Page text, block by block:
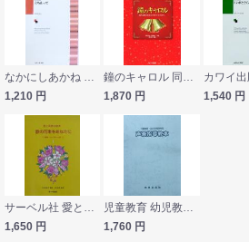
なかにしあかね 同声合唱曲集 立ち止って カワイ出版
1,210 円
鐘のキャロル 同声合唱のためのクリスマス・メロディー カワイ出版
1,870 円
1,540 円
サーベル社 愛と青春の歌声 歌の花束をあなたに １ 歌詞・コードネーム付
1,650 円
児童教育 幼児教育課程用 声楽指導教本 教育芸術社
1,760 円